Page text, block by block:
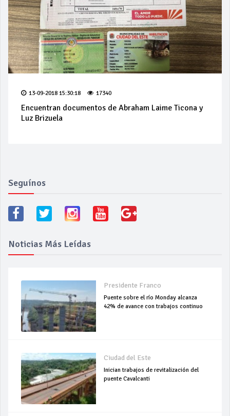
13-09-2018 15:30:18 17340
Encuentran documentos de Abraham Laime Ticona y
Luz Brizuela
Seguínos
Noticias Más Leídas
Presidente Franco
Puente sobre el río Monday alcanza
42% de avance con trabajos continuo
Ciudad del Este
Inician trabajos de revitalización del
puente Cavalcanti